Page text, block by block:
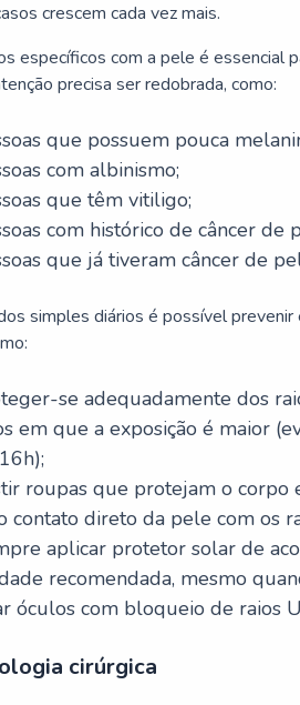
crescem cada vez mais.
específicos com a pele é essencial
precisa ser redobrada, como:
que possuem pouca
com albinismo;
que têm vitiligo;
com histórico de câncer de
que já tiveram câncer de
simples diários é possível
se adequadamente dos
em que a exposição é maior
roupas que protejam o corpo
contato direto da pele com os
aplicar protetor solar de
recomendada, mesmo
óculos com bloqueio de raios
cirúrgica